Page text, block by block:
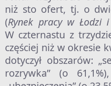
niż sto ofert, tj. o
(Rynek pracy w Łodzi
W czternastu z
częściej niż w okresie
dotyczył obszarów:
rozrywka” (o